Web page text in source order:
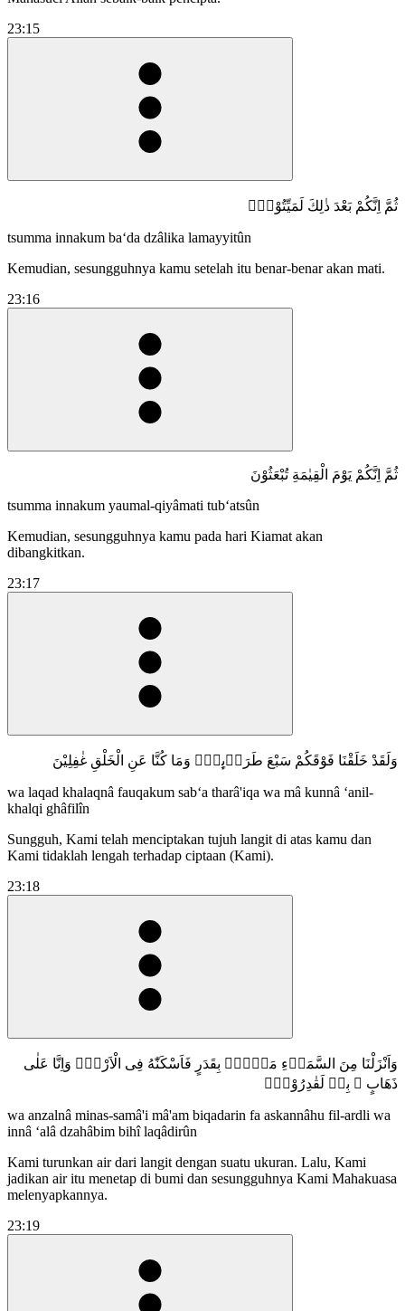
23:15
ثُمَّ اِنَّكُمْ بَعْدَ ذٰلِكَ لَمَيِّتُوْنَۗ
tsumma innakum ba‘da dzâlika lamayyitûn
Kemudian, sesungguhnya kamu setelah itu benar-benar akan mati.
23:16
ثُمَّ اِنَّكُمْ يَوْمَ الْقِيٰمَةِ تُبْعَثُوْنَ
tsumma innakum yaumal-qiyâmati tub‘atsûn
Kemudian, sesungguhnya kamu pada hari Kiamat akan
dibangkitkan.
23:17
وَلَقَدْ خَلَقْنَا فَوْقَكُمْ سَبْعَ طَرَاۤىِٕقَۖ وَمَا كُنَّا عَنِ الْخَلْقِ غٰفِلِيْنَ
wa laqad khalaqnâ fauqakum sab‘a tharâ'iqa wa mâ kunnâ ‘anil-
khalqi ghâfilîn
Sungguh, Kami telah menciptakan tujuh langit di atas kamu dan
Kami tidaklah lengah terhadap ciptaan (Kami).
23:18
وَاَنْزَلْنَا مِنَ السَّمَاۤءِ مَاۤءًۢ بِقَدَرٍ فَاَسْكَنّٰهُ فِى الْاَرْضِۖ وَاِنَّا عَلٰى
ذَهَابٍ ۢ بِهٖ لَقٰدِرُوْنَۚ
wa anzalnâ minas-samâ'i mâ'am biqadarin fa askannâhu fil-ardli wa
innâ ‘alâ dzahâbim bihî laqâdirûn
Kami turunkan air dari langit dengan suatu ukuran. Lalu, Kami
jadikan air itu menetap di bumi dan sesungguhnya Kami Mahakuasa
melenyapkannya.
23:19